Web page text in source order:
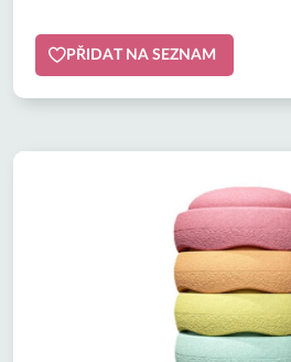
PŘIDAT NA SEZNAM